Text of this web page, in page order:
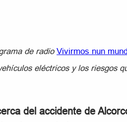
de radio Vivirmos nun
eléctricos y los riesgos
del accidente de